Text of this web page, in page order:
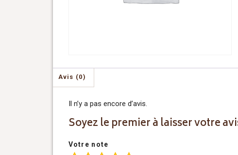
Avis (0)
Il n’y a pas encore d’avis.
Soyez le premier à laisser votre
Votre note